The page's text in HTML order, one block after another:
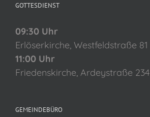
GOTTESDIENST
09:30 Uhr
Erlöserkirche, Westfeldstraße 81
11:00 Uhr
Friedenskirche, Ardeystraße 234
GEMEINDEBÜRO